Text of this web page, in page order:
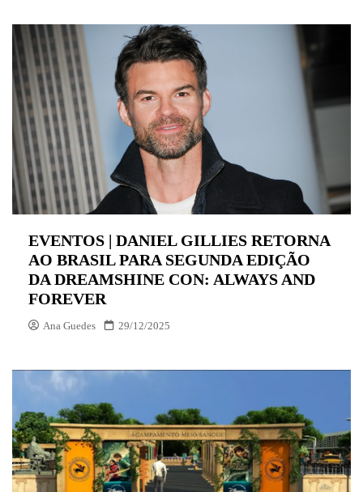
EVENTOS | DANIEL GILLIES RETORNA
AO BRASIL PARA SEGUNDA EDIÇÃO
DA DREAMSHINE CON: ALWAYS AND
FOREVER
Ana Guedes 29/12/2025